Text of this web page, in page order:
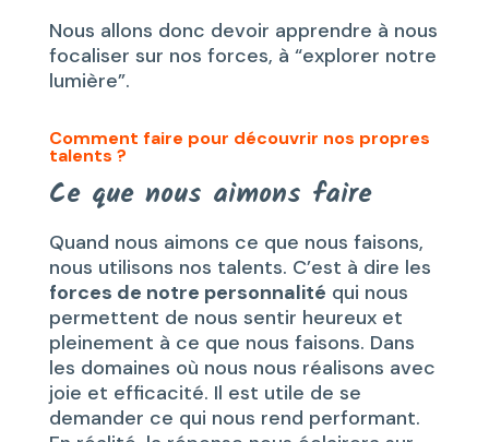
Nous allons donc devoir apprendre à nous
focaliser sur nos forces, à “explorer notre
lumière”.
Comment faire pour découvrir nos propres
talents ?
Ce que nous aimons faire
Quand nous aimons ce que nous faisons,
nous utilisons nos talents. C’est à dire les
forces de notre personnalité qui nous
permettent de nous sentir heureux et
pleinement à ce que nous faisons. Dans
les domaines où nous nous réalisons avec
joie et efficacité. Il est utile de se
demander ce qui nous rend performant.